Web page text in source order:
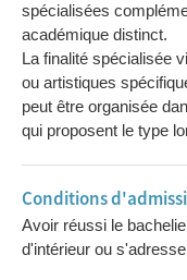
spécialisées
académique distinct.
La finalité spécialisée
ou artistiques
peut être organisée
qui proposent le type
Conditions
Avoir réussi le
d'intérieur ou